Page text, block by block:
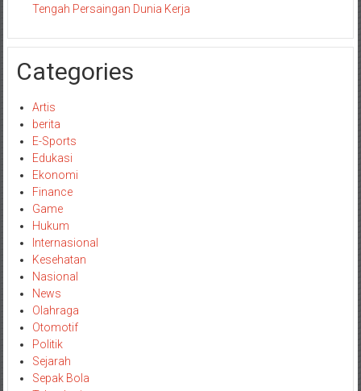
Tengah Persaingan Dunia Kerja
Categories
Artis
berita
E-Sports
Edukasi
Ekonomi
Finance
Game
Hukum
Internasional
Kesehatan
Nasional
News
Olahraga
Otomotif
Politik
Sejarah
Sepak Bola